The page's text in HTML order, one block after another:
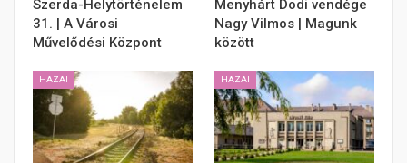
Szerda-Helytörténelem
31. | A Városi
Művelődési Központ
Menyhárt Dodi vendége
Nagy Vilmos | Magunk
között
HAZAI HAZAI